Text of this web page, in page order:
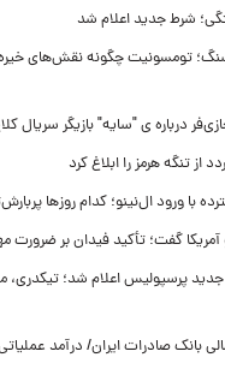
شرط جدید اعلام شد
تومسونیت چگونه نقش‌های
درباره ی "سایه" بازیگر سریال
با ورود ال‌نینو؛ کدام روزها
آمریکا گفت؛ تأکید فیدان بر ضرورت
پرسپولیس اعلام شد؛ تیکدری،